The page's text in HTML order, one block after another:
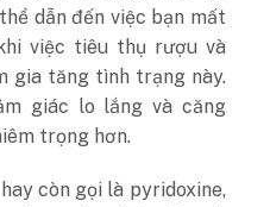
dẫn đến việc bạn mất
việc tiêu thụ rượu và
gia tăng tình trạng này.
giác lo lắng và căng
trọng hơn.
còn gọi là pyridoxine,